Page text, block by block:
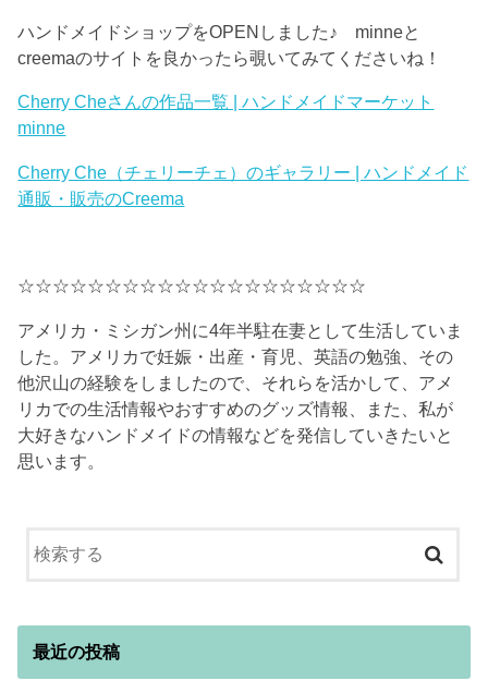
ハンドメイドショップをOPENしました♪ minneと
creemaのサイトを良かったら覗いてみてくださいね！
Cherry Cheさんの作品一覧 | ハンドメイドマーケット
minne
Cherry Che（チェリーチェ）のギャラリー | ハンドメイド
通販・販売のCreema
☆☆☆☆☆☆☆☆☆☆☆☆☆☆☆☆☆☆☆☆
アメリカ・ミシガン州に4年半駐在妻として生活していま
した。アメリカで妊娠・出産・育児、英語の勉強、その
他沢山の経験をしましたので、それらを活かして、アメ
リカでの生活情報やおすすめのグッズ情報、また、私が
大好きなハンドメイドの情報などを発信していきたいと
思います。
最近の投稿